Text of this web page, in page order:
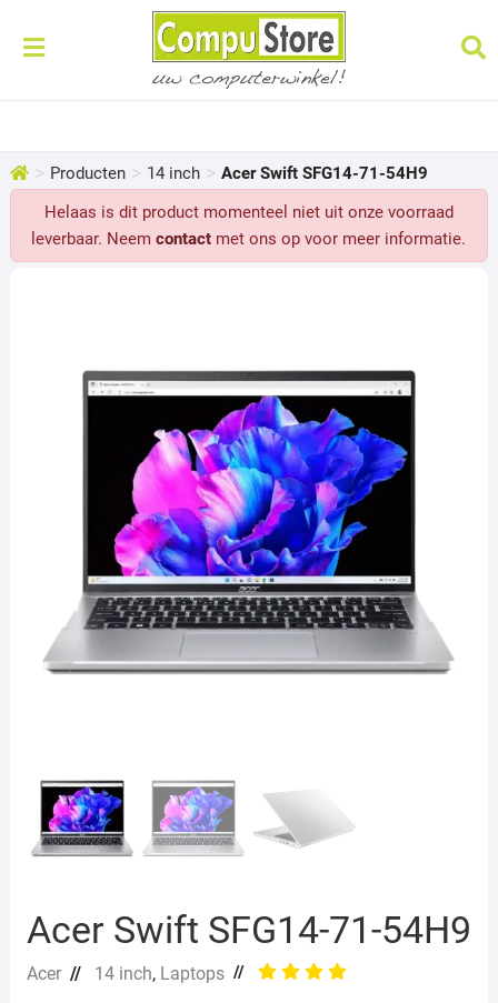
> Producten > 14 inch > Acer Swift SFG14-71-54H9
Helaas is dit product momenteel niet uit onze voorraad
leverbaar. Neemcontact met ons op voor meer informatie.
Acer Swift SFG14-71-54H9
Acer// 14 inch, Laptops//